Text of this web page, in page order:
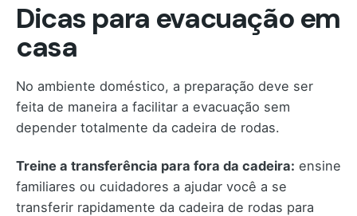
Dicas para evacuação em
casa
No ambiente doméstico, a preparação deve ser
feita de maneira a facilitar a evacuação sem
depender totalmente da cadeira de rodas.
Treine a transferência para fora da cadeira: ensine
familiares ou cuidadores a ajudar você a se
transferir rapidamente da cadeira de rodas para